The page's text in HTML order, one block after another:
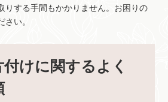
りする手間もかかりません。お困りの
い。
けに関するよく